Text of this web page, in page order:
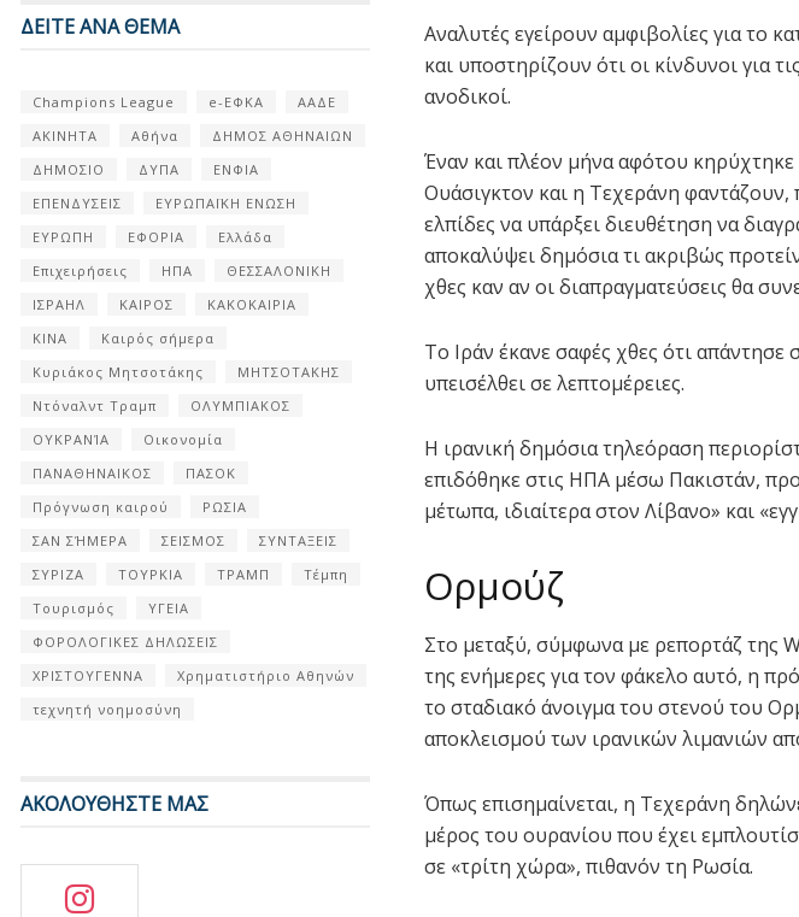
Αναλυτές εγείρουν αμφιβολίες για το
και υποστηρίζουν ότι οι κίνδυνοι για
ανοδικοί.
Έναν και πλέον μήνα αφότου
Ουάσιγκτον και η Τεχεράνη φαντάζουν,
ελπίδες να υπάρξει διευθέτηση να
αποκαλύψει δημόσια τι ακριβώς
χθες καν αν οι διαπραγματεύσεις θα
Το Ιράν έκανε σαφές χθες ότι
υπεισέλθει σε λεπτομέρειες.
Η ιρανική δημόσια τηλεόραση
επιδόθηκε στις ΗΠΑ μέσω Πακιστάν,
μέτωπα, ιδιαίτερα στον Λίβανο» και
Ορμούζ
Στο μεταξύ, σύμφωνα με ρεπορτάζ της
της ενήμερες για τον φάκελο αυτό, η
το σταδιακό άνοιγμα του στενού του
αποκλεισμού των ιρανικών λιμανιών
Όπως επισημαίνεται, η Τεχεράνη
μέρος του ουρανίου που έχει
σε «τρίτη χώρα», πιθανόν τη Ρωσία.
ΔΕΙΤΕ ΑΝΑ ΘΕΜΑ
Champions League e-ΕΦΚΑ
ΑΑΔΕ
ΑΚΙΝΗΤΑ
Αθήνα
ΔΗΜΟΣ ΑΘΗΝΑΙΩΝ
ΔΗΜΟΣΙΟ
ΔΥΠΑ
ΕΝΦΙΑ
ΕΠΕΝΔΥΣΕΙΣ
ΕΥΡΩΠΑΪΚΗ ΕΝΩΣΗ
ΕΥΡΩΠΗ
ΕΦΟΡΙΑ
Ελλάδα
Επιχειρήσεις
ΗΠΑ
ΘΕΣΣΑΛΟΝΙΚΗ
ΙΣΡΑΗΛ
ΚΑΙΡΟΣ
ΚΑΚΟΚΑΙΡΙΑ
ΚΙΝΑ
Καιρός σήμερα
Κυριάκος Μητσοτάκης
ΜΗΤΣΟΤΑΚΗΣ
Ντόναλντ Τραμπ
ΟΛΥΜΠΙΑΚΟΣ
ΟΥΚΡΑΝΊΑ
Οικονομία
ΠΑΝΑΘΗΝΑΙΚΟΣ
ΠΑΣΟΚ
Πρόγνωση καιρού
ΡΩΣΙΑ
ΣΑΝ ΣΉΜΕΡΑ
ΣΕΙΣΜΟΣ
ΣΥΝΤΑΞΕΙΣ
ΣΥΡΙΖΑ
ΤΟΥΡΚΙΑ ΤΡΑΜΠ
Τέμπη
Τουρισμός
ΥΓΕΙΑ
ΦΟΡΟΛΟΓΙΚΕΣ ΔΗΛΩΣΕΙΣ
ΧΡΙΣΤΟΥΓΕΝΝΑ
Χρηματιστήριο Αθηνών
τεχνητή νοημοσύνη
ΑΚΟΛΟΥΘΗΣΤΕ ΜΑΣ